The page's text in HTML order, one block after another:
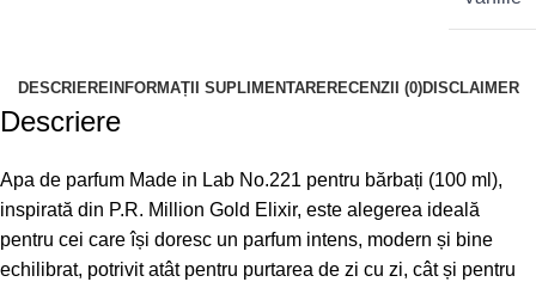
DESCRIEREINFORMAȚII SUPLIMENTARERECENZII (0)DISCLAIMER
Descriere
Apa de parfum Made in Lab No.221 pentru bărbați (100 ml),
inspirată din P.R. Million Gold Elixir, este alegerea ideală
pentru cei care își doresc un parfum intens, modern și bine
echilibrat, potrivit atât pentru purtarea de zi cu zi, cât și pentru